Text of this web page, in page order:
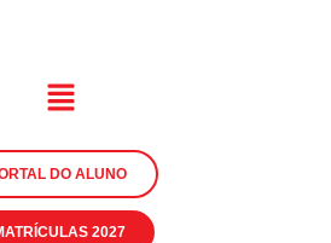
DO ALUNO
2027